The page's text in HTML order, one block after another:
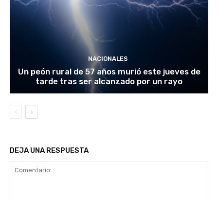
NACIONALES
Un peón rural de 57 años murió este jueves de
tarde tras ser alcanzado por un rayo
DEJA UNA RESPUESTA